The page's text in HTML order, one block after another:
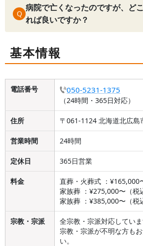
Q
病院で亡くなったのですが、ど
れば良いですか？
基本情報
電話番号 050-5231-1375
（24時間・365日対応）
住所 〒061-1124 北海道北広
営業時間 24時間
定休日 365日営業
料金
直葬・火葬式 ：¥165,000
家族葬 ：¥275,000〜（税
家族葬 ：¥385,000〜（税
宗教・宗派
全宗教・宗派対応していま
宗教・宗派が不明な方も
い。